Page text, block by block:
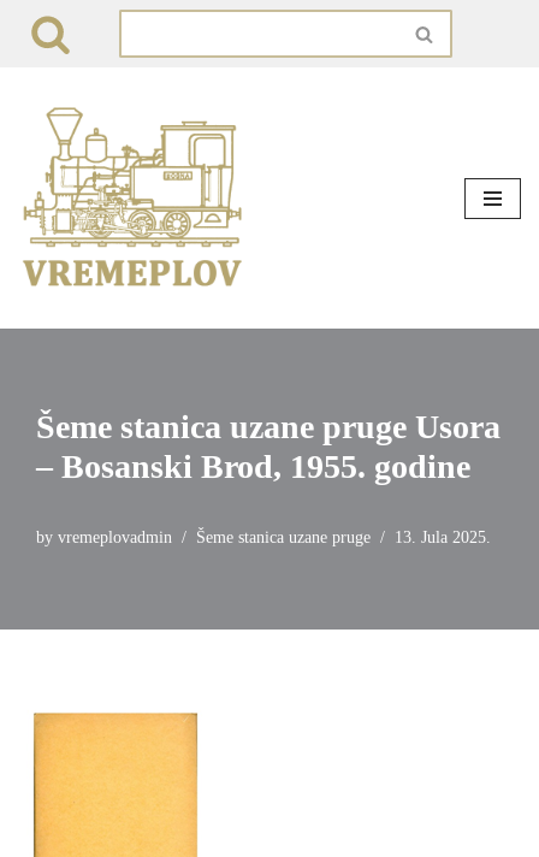
content
Šeme stanica uzane pruge Usora
– Bosanski Brod, 1955. godine
by vremeplovadmin Šeme stanica uzane pruge 13. Jula 2025.